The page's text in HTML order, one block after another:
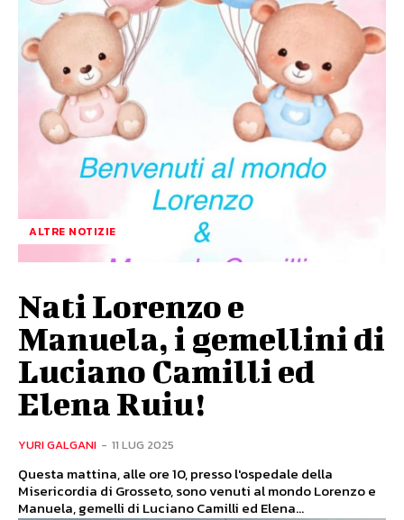
ALTRE NOTIZIE
Nati Lorenzo e
Manuela, i gemellini di
Luciano Camilli ed
Elena Ruiu!
YURI GALGANI - 11 LUG 2025
Questa mattina, alle ore 10, presso l'ospedale della
Misericordia di Grosseto, sono venuti al mondo Lorenzo e
Manuela, gemelli di Luciano Camilli ed Elena...